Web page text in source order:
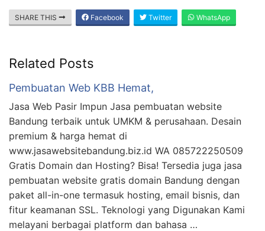
SHARE THIS Facebook Twitter WhatsApp
Related Posts
Pembuatan Web KBB Hemat,
Jasa Web Pasir Impun Jasa pembuatan website
Bandung terbaik untuk UMKM & perusahaan. Desain
premium & harga hemat di
www.jasawebsitebandung.biz.id WA 085722250509
Gratis Domain dan Hosting? Bisa! Tersedia juga jasa
pembuatan website gratis domain Bandung dengan
paket all-in-one termasuk hosting, email bisnis, dan
fitur keamanan SSL. Teknologi yang Digunakan Kami
melayani berbagai platform dan bahasa …